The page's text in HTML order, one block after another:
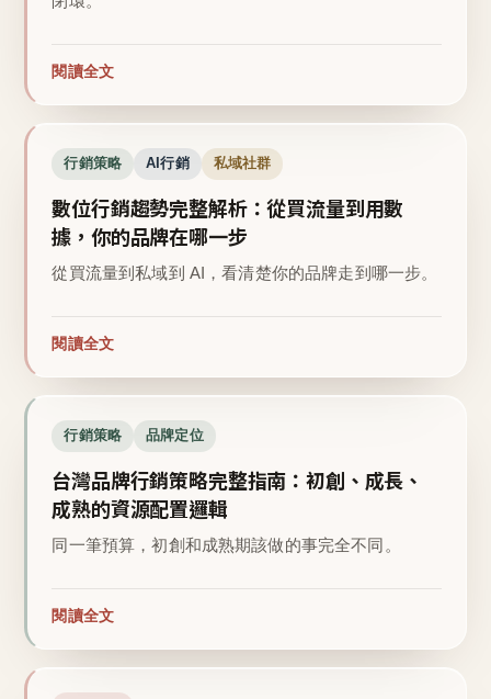
閱讀全文
行銷策略 AI行銷 私域社群
數位行銷趨勢完整解析：從買流量到用數
據，你的品牌在哪一步
從買流量到私域到 AI，看清楚你的品牌走到哪一步。
閱讀全文
行銷策略 品牌定位
台灣品牌行銷策略完整指南：初創、成長、
成熟的資源配置邏輯
同一筆預算，初創和成熟期該做的事完全不同。
閱讀全文